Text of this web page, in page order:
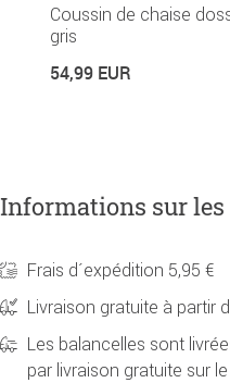
Coussin de chaise
gris
54,99 EUR
Informations sur
Frais d´expédition 5,95 €
Livraison gratuite à partir
Les balancelles sont
par livraison gratuite sur